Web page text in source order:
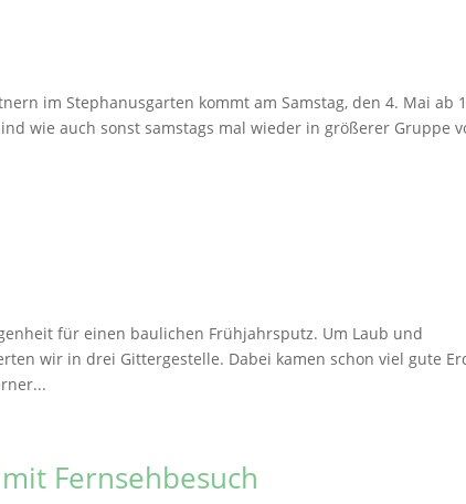
im Stephanusgarten kommt am Samstag, den 4. Mai ab
wie auch sonst samstags mal wieder in größerer Gruppe
für einen baulichen Frühjahrsputz. Um Laub und
wir in drei Gittergestelle. Dabei kamen schon viel gute
Fernsehbesuch